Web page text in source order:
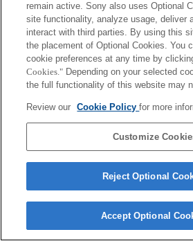
remain active. Sony also uses Optional
site functionality, analyze usage, deliver
interact with third parties. By using this
the placement of Optional Cookies. You
cookie preferences at any time by
Cookies." Depending on your selected
the full functionality of this website may
Review our Cookie Policyfor more
Customize
Reject Optional
Accept Optional